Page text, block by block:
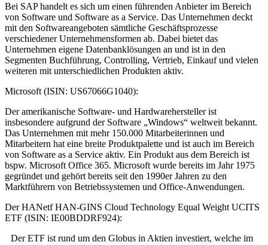
Bei SAP handelt es sich um einen führenden Anbieter im Bereich
von Software und Software as a Service. Das Unternehmen deckt
mit den Softwareangeboten sämtliche Geschäftsprozesse
verschiedener Unternehmensformen ab. Dabei bietet das
Unternehmen eigene Datenbanklösungen an und ist in den
Segmenten Buchführung, Controlling, Vertrieb, Einkauf und vielen
weiteren mit unterschiedlichen Produkten aktiv.
Microsoft (ISIN: US67066G1040):
Der amerikanische Software- und Hardwarehersteller ist
insbesondere aufgrund der Software „Windows“ weltweit bekannt.
Das Unternehmen mit mehr 150.000 Mitarbeiterinnen und
Mitarbeitern hat eine breite Produktpalette und ist auch im Bereich
von Software as a Service aktiv. Ein Produkt aus dem Bereich ist
bspw. Microsoft Office 365. Microsoft wurde bereits im Jahr 1975
gegründet und gehört bereits seit den 1990er Jahren zu den
Marktführern von Betriebssystemen und Office-Anwendungen.
Der HANetf HAN-GINS Cloud Technology Equal Weight UCITS
ETF (ISIN: IE00BDDRF924):
Der ETF ist rund um den Globus in Aktien investiert, welche im